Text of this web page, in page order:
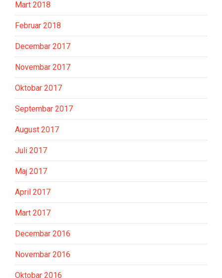
Mart 2018
Februar 2018
Decembar 2017
Novembar 2017
Oktobar 2017
Septembar 2017
August 2017
Juli 2017
Maj 2017
April 2017
Mart 2017
Decembar 2016
Novembar 2016
Oktobar 2016